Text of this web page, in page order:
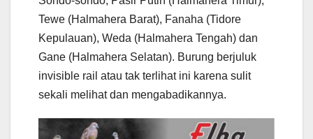
Tewe (Halmahera Barat), Fanaha (Tidore
Kepulauan), Weda (Halmahera Tengah) dan
Gane (Halmahera Selatan). Burung berjuluk
invisible rail atau tak terlihat ini karena sulit
sekali melihat dan mengabadikannya.